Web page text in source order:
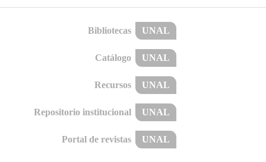
Bibliotecas UNAL
Catálogo UNAL
Recursos UNAL
Repositorio institucional UNAL
Portal de revistas UNAL